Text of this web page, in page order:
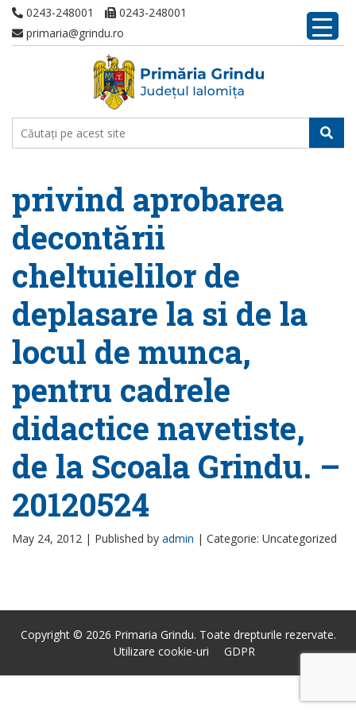
0243-248001
0243-248001
primaria@grindu.ro
privind aprobarea
decontării
cheltuielilor de
deplasare la si de la
locul de munca,
pentru cadrele
didactice navetiste,
de la Scoala Grindu. –
20120524
May 24, 2012 | Published by admin | Categorie: Uncategorized
Copyright © 2026 Primaria Grindu. Toate drepturile rezervate.
Utilizare cookie-uri
GDPR